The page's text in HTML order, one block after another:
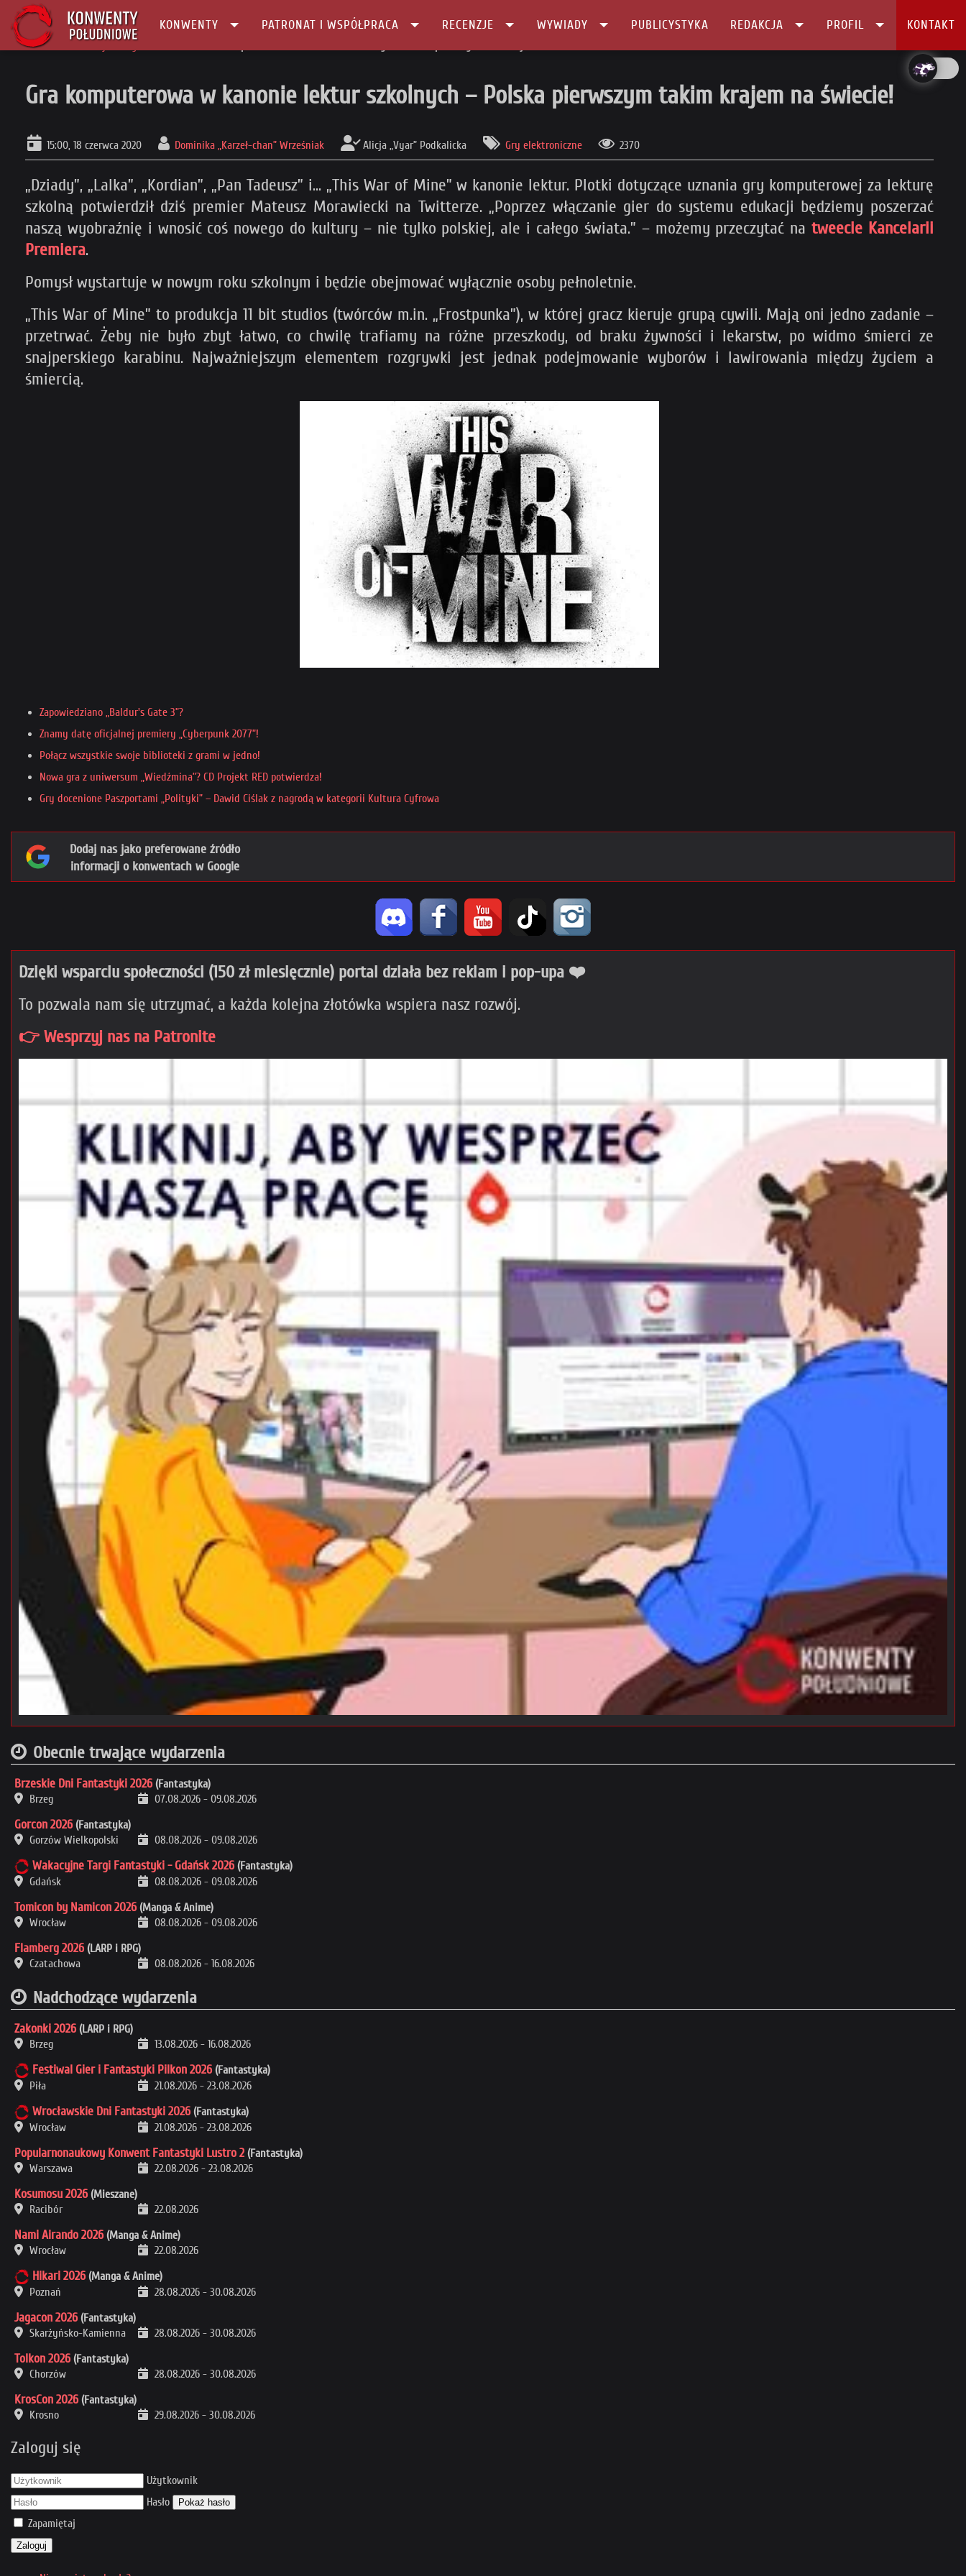
KONWENTY PATRONAT I WSPÓŁPRACA RECENZJE WYWIADY PUBLICYSTYKA REDAKCJA PROFIL KONTAKT
Główna
Gra komputerowa w kanonie lektur szkolnych – Polska pierwszym takim krajem na świecie!
15:00, 18 czerwca 2020 Dominika „Karzeł-chan” Wrześniak Alicja „Vyar” Podkalicka Gry elektroniczne 2370
„Dziady”, „Lalka”, „Kordian”, „Pan Tadeusz” i... „This War of Mine” w kanonie lektur. Plotki dotyczące uznania gry komputerowej za lekturę
szkolną potwierdził dziś premier Mateusz Morawiecki na Twitterze. „Poprzez włączanie gier do systemu edukacji będziemy poszerzać
naszą wyobraźnię i wnosić coś nowego do kultury – nie tylko polskiej, ale i całego świata.” – możemy przeczytać natweecie Kancelarii
Premiera.
Pomysł wystartuje w nowym roku szkolnym i będzie obejmować wyłącznie osoby pełnoletnie.
„This War of Mine” to produkcja 11 bit studios (twórców m.in. „Frostpunka”), w której gracz kieruje grupą cywili. Mają oni jedno zadanie –
przetrwać. Żeby nie było zbyt łatwo, co chwilę trafiamy na różne przeszkody, od braku żywności i lekarstw, po widmo śmierci ze
snajperskiego karabinu. Najważniejszym elementem rozgrywki jest jednak podejmowanie wyborów i lawirowania między życiem a
śmiercią.
Zapowiedziano „Baldur's Gate 3”?
Znamy datę oficjalnej premiery „Cyberpunk 2077”!
Połącz wszystkie swoje biblioteki z grami w jedno!
Nowa gra z uniwersum „Wiedźmina”? CD Projekt RED potwierdza!
Gry docenione Paszportami „Polityki” – Dawid Ciślak z nagrodą w kategorii Kultura Cyfrowa
Dodaj nas jako preferowane źródło
informacji o konwentach w Google
Dzięki wsparciu społeczności (150 zł miesięcznie) portal działa bez reklam i pop-upa ❤️
To pozwala nam się utrzymać, a każda kolejna złotówka wspiera nasz rozwój.
👉 Wesprzyj nas na Patronite
Obecnie trwające wydarzenia
Brzeskie Dni Fantastyki 2026 (Fantastyka)
Brzeg
07.08.2026 - 09.08.2026
Gorcon 2026 (Fantastyka)
Gorzów Wielkopolski
08.08.2026 - 09.08.2026
Wakacyjne Targi Fantastyki - Gdańsk 2026 (Fantastyka)
Gdańsk
08.08.2026 - 09.08.2026
Tomicon by Namicon 2026 (Manga & Anime)
Wrocław
08.08.2026 - 09.08.2026
Flamberg 2026 (LARP i RPG)
Czatachowa
08.08.2026 - 16.08.2026
Nadchodzące wydarzenia
Zakonki 2026 (LARP i RPG)
Brzeg
13.08.2026 - 16.08.2026
Festiwal Gier i Fantastyki Pilkon 2026 (Fantastyka)
Piła
21.08.2026 - 23.08.2026
Wrocławskie Dni Fantastyki 2026 (Fantastyka)
Wrocław
21.08.2026 - 23.08.2026
Popularnonaukowy Konwent Fantastyki Lustro 2 (Fantastyka)
Warszawa
22.08.2026 - 23.08.2026
Kosumosu 2026 (Mieszane)
Racibór
22.08.2026
Nami Airando 2026 (Manga & Anime)
Wrocław
22.08.2026
Hikari 2026 (Manga & Anime)
Poznań
28.08.2026 - 30.08.2026
Jagacon 2026 (Fantastyka)
Skarżyńsko-Kamienna
28.08.2026 - 30.08.2026
Tolkon 2026 (Fantastyka)
Chorzów
28.08.2026 - 30.08.2026
KrosCon 2026 (Fantastyka)
Krosno
29.08.2026 - 30.08.2026
Zaloguj się
Użytkownik
Hasło
Pokaż hasło
Zapamiętaj
Zaloguj